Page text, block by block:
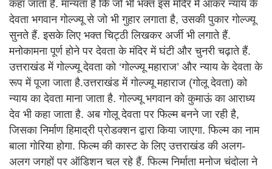
कहा जाता है. मान्यता है कि जो भी भक्त इस मंदिर में आकर न्याय के
देवता भगवान गोल्ज्यू से जो भी गुहार लगाता है, उसकी पुकार गोल्ज्यू
सुनते हैं. इसके लिए भक्त चिट्ठी लिखकर अर्जी भी लगाते हैं.
मनोकामना पूर्ण होने पर देवता के मंदिर में घंटी और चुनरी चढ़ाते हैं.
उत्तराखंड में गोल्ज्यू देवता को ‘गोल्ज्यू महाराज’ और न्याय के देवता के
रूप में पूजा जाता है.उत्तराखंड में गोल्ज्यू महाराज (गोलू देवता) को
न्याय का देवता माना जाता है. गोल्ज्यू भगवान को कुमाऊं का आराध्य
देव भी कहा जाता है. अब गोलू देवता पर फिल्म बनने जा रही है,
जिसका निर्माण हिमाद्री प्रोडक्शन द्वारा किया जाएगा. फिल्म का नाम
बाला गोरिया होगा. फिल्म की कास्ट के लिए उत्तराखंड की अलग-
अलग जगहों पर ऑडिशन चल रहे हैं. फिल्म निर्माता मनोज चंदोला ने